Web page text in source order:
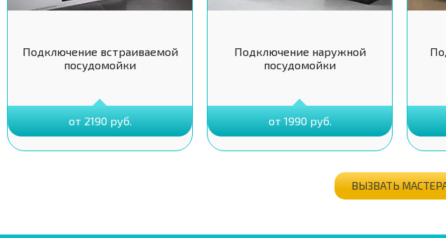
Подключение встраиваемой
посудомойки
от 2190 руб.
Подключение наружной
посудомойки
от 1990 руб.
ВЫЗВАТЬ